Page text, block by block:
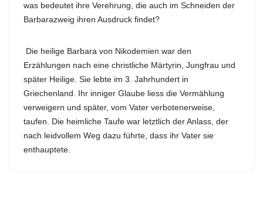
was bedeutet ihre Verehrung, die auch im Schneiden der
Barbarazweig ihren Ausdruck findet?
Die heilige Barbara von Nikodemien war den
Erzählungen nach eine christliche Märtyrin, Jungfrau und
später Heilige. Sie lebte im 3. Jahrhundert in
Griechenland. Ihr inniger Glaube liess die Vermählung
verweigern und später, vom Vater verbotenerweise,
taufen. Die heimliche Taufe war letztlich der Anlass, der
nach leidvollem Weg dazu führte, dass ihr Vater sie
enthauptete.